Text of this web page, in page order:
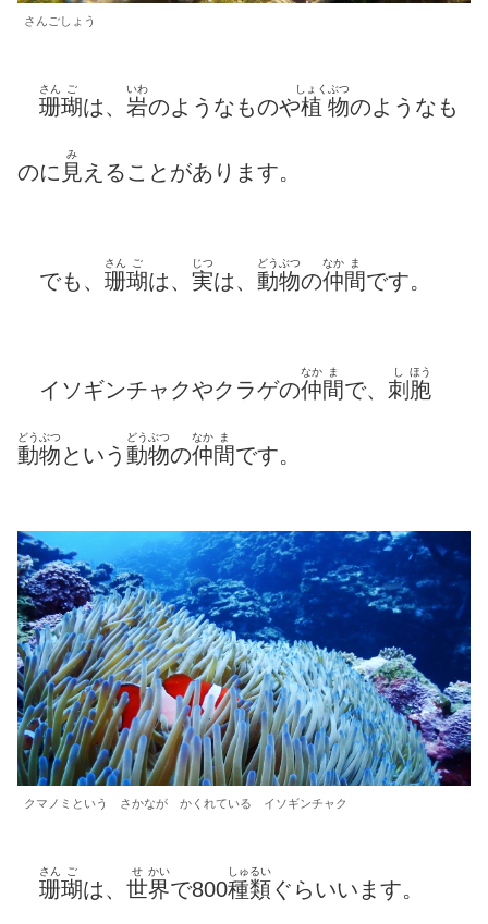
さんごしょう
珊
さん
瑚
ご
は、 岩
いわ
のようなものや植
しょく
物
ぶつ
のようなも
のに 見
み
えることがあります。
でも、 珊
さん
瑚
ご
は、 実
じつ
は、 動物
どうぶつ
の仲
なか
間
ま
です。
イソギンチャクやクラゲの仲
なか
間
ま
で、 刺
し
胞
ほう
動物
どうぶつ
という 動物
どうぶつ
の仲
なか
間
ま
です。
クマノミという さかなが かくれている イソギンチャク
珊
さん
瑚
ご
は、 世
せ
界
かい
で800種類
しゅるい
ぐらいいます。